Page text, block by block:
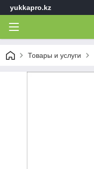
yukkapro.kz
Товары и услуги